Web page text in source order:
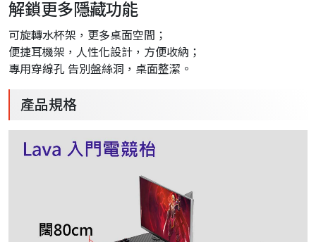
解鎖更多隱藏功能
可旋轉水杯架，更多桌面空間；
便捷耳機架，人性化設計，方便收納；
專用穿線孔 告別盤絲洞，桌面整潔。
產品規格